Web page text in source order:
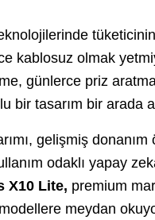
kablosuz olmak
günlerce priz
bir tasarım bir arada
gelişmiş
odaklı yapay
X10 Lite, premium
meydan